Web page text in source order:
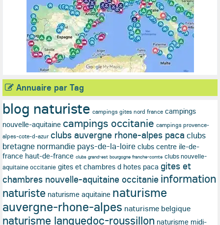
Annuaire par Tag
blog naturiste campings gites nord france campings
nouvelle-aquitaine campings occitanie campings provence-
alpes-cote-d-azur clubs auvergne rhone-alpes paca clubs
bretagne normandie pays-de-la-loire clubs centre ile-de-
france haut-de-france clubs grand-est bourgogne franche-comte clubs nouvelle-
aquitaine occitanie gites et chambres d hotes paca gites et
chambres nouvelle-aquitaine occitanie information
naturiste naturisme aquitaine naturisme
auvergne-rhone-alpes naturisme belgique
naturisme languedoc-roussillon naturisme midi-